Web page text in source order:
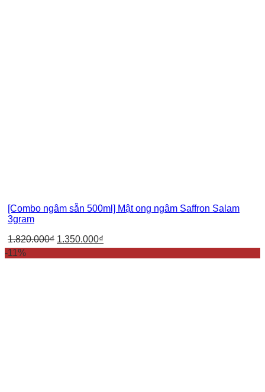
[Combo ngâm sẵn 500ml] Mật ong ngâm Saffron Salam
3gram
1.820.000₫ 1.350.000₫
-11%